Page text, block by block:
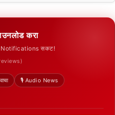
करा
— Notifications सकट!
🎙️ Audio News